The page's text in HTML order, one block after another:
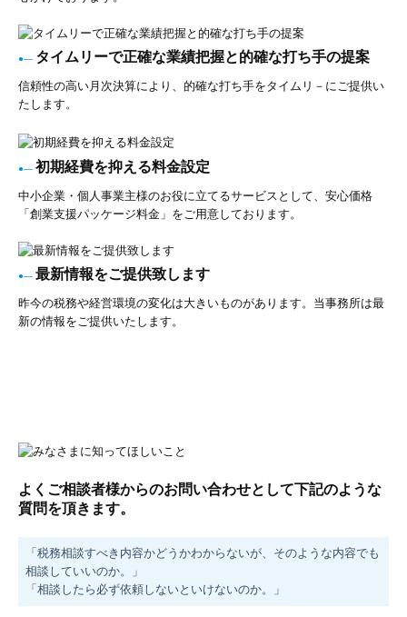
●― タイムリーで正確な業績把握と的確な打ち手の提案
信頼性の高い月次決算により、的確な打ち手をタイムリ－にご提供い
たします。
●― 初期経費を抑える料金設定
中小企業・個人事業主様のお役に立てるサービスとして、安心価格
「創業支援パッケージ料金」をご用意しております。
●― 最新情報をご提供致します
昨今の税務や経営環境の変化は大きいものがあります。当事務所は最
新の情報をご提供いたします。
よくご相談者様からのお問い合わせとして下記のような
質問を頂きます。
「税務相談すべき内容かどうかわからないが、そのような内容でも
相談していいのか。」
「相談したら必ず依頼しないといけないのか。」